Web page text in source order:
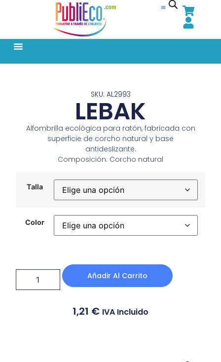
SKU: AL2993
LEBAK
Alfombrilla ecológica para ratón, fabricada con
superficie de corcho natural y base
antideslizante.
Composición: Corcho natural
Talla
Color
Añadir Al Carrito
1,21 € IVA Incluido